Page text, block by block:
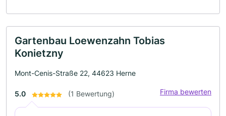
Gartenbau Loewenzahn Tobias
Konietzny
Mont-Cenis-Straße 22, 44623 Herne
5.0 (1 Bewertung) Firma bewerten